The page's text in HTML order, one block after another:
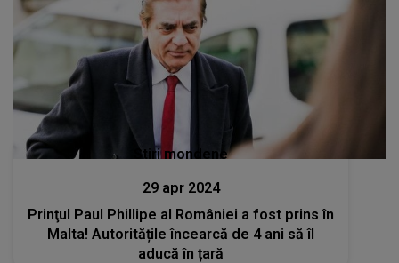
Stiri mondene
29 apr 2024
Prinţul Paul Phillipe al României a fost prins în
Malta! Autoritățile încearcă de 4 ani să îl
aducă în țară